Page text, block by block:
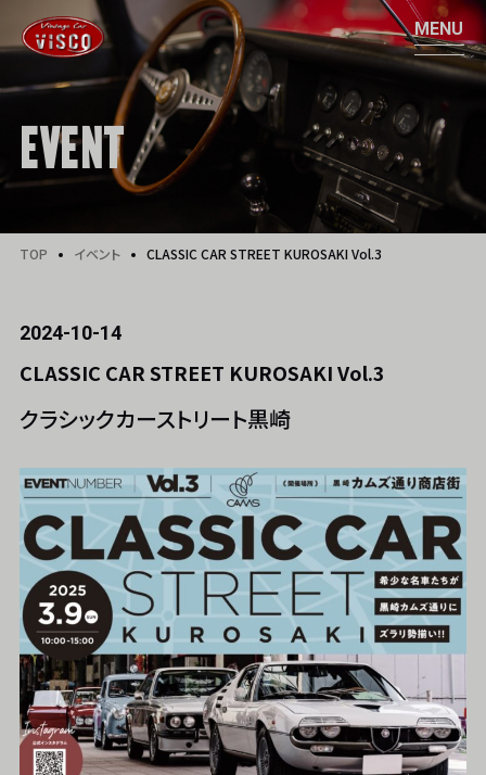
EVENT
TOP イベント CLASSIC CAR STREET KUROSAKI Vol.3
2024-10-14
CLASSIC CAR STREET KUROSAKI Vol.3
クラシックカーストリート黒崎